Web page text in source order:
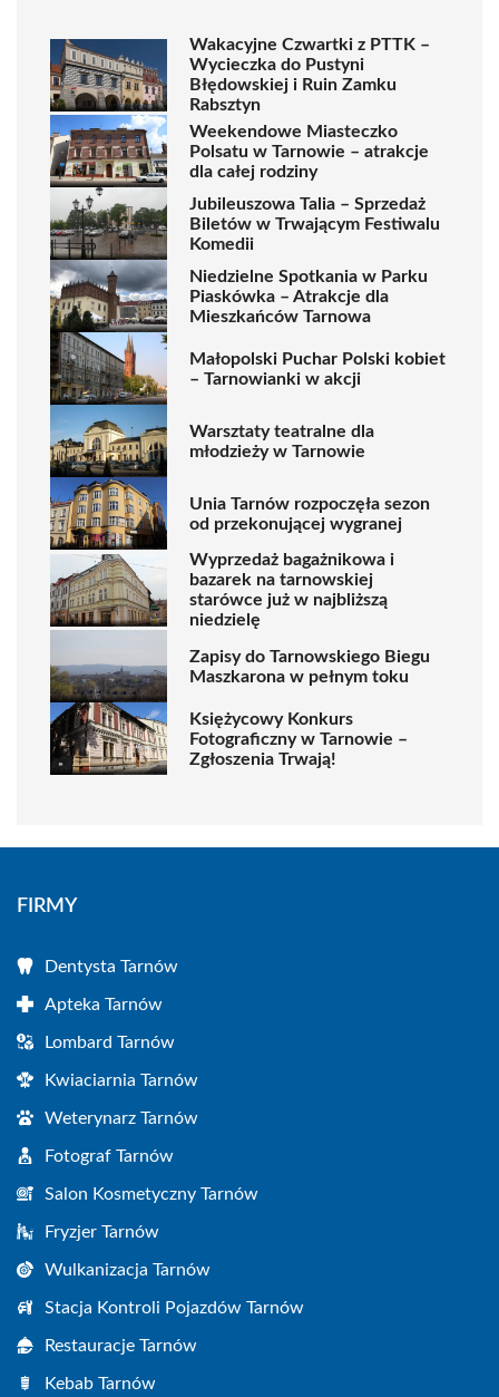
Wakacyjne Czwartki z PTTK –
Wycieczka do Pustyni
Błędowskiej i Ruin Zamku
Rabsztyn
Weekendowe Miasteczko
Polsatu w Tarnowie – atrakcje
dla całej rodziny
Jubileuszowa Talia – Sprzedaż
Biletów w Trwającym Festiwalu
Komedii
Niedzielne Spotkania w Parku
Piaskówka – Atrakcje dla
Mieszkańców Tarnowa
Małopolski Puchar Polski kobiet
– Tarnowianki w akcji
Warsztaty teatralne dla
młodzieży w Tarnowie
Unia Tarnów rozpoczęła sezon
od przekonującej wygranej
Wyprzedaż bagażnikowa i
bazarek na tarnowskiej
starówce już w najbliższą
niedzielę
Zapisy do Tarnowskiego Biegu
Maszkarona w pełnym toku
Księżycowy Konkurs
Fotograficzny w Tarnowie –
Zgłoszenia Trwają!
FIRMY
Dentysta Tarnów
Apteka Tarnów
Lombard Tarnów
Kwiaciarnia Tarnów
Weterynarz Tarnów
Fotograf Tarnów
Salon Kosmetyczny Tarnów
Fryzjer Tarnów
Wulkanizacja Tarnów
Stacja Kontroli Pojazdów Tarnów
Restauracje Tarnów
Kebab Tarnów